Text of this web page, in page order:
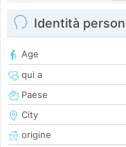
Identità
Age
qui a
Paese
City
origine